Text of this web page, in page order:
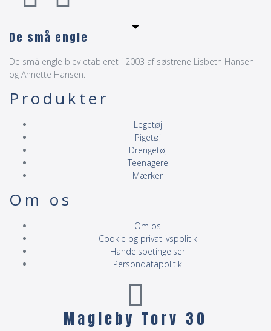
De små engle
De små engle blev etableret i 2003 af søstrene Lisbeth Hansen
og Annette Hansen.
Produkter
Legetøj
Pigetøj
Drengetøj
Teenagere
Mærker
Om os
Om os
Cookie og privatlivspolitik
Handelsbetingelser
Persondatapolitik
Magleby Torv 30